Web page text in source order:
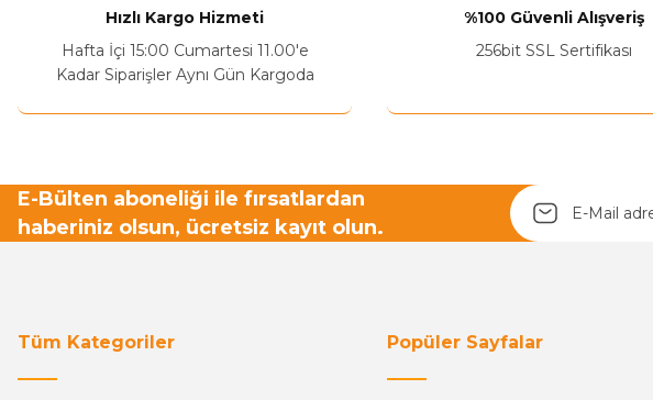
Hızlı Kargo Hizmeti
Hafta İçi 15:00 Cumartesi 11.00'e
Kadar Siparişler Aynı Gün Kargoda
%100 Güvenli Alışveriş
256bit SSL Sertifikası
E-Bülten aboneliği ile fırsatlardan
haberiniz olsun, ücretsiz kayıt olun.
Tüm Kategoriler Popüler Sayfalar